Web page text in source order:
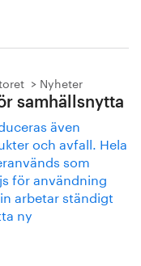
Nyheter
samhällsnytta
även
och avfall. Hela
som
för användning
arbetar ständigt
ny